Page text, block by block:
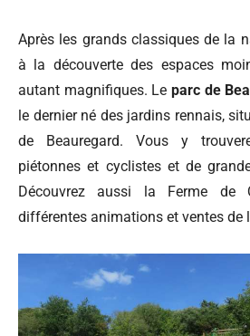
Après les grands classiques de la
à la découverte des espaces
autant magnifiques. Le parc de
le dernier né des jardins rennais,
de Beauregard. Vous y
piétonnes et cyclistes et de
Découvrez aussi la Ferme de
différentes animations et ventes de